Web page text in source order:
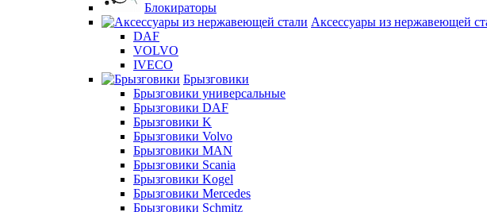
Блокираторы
Аксессуары из нержавеющей
DAF
VOLVO
IVECO
Брызговики
Брызговики универсальные
Брызговики DAF
Брызговики K
Брызговики Volvo
Брызговики MAN
Брызговики Scania
Брызговики Kogel
Брызговики Mercedes
Брызговики Schmitz